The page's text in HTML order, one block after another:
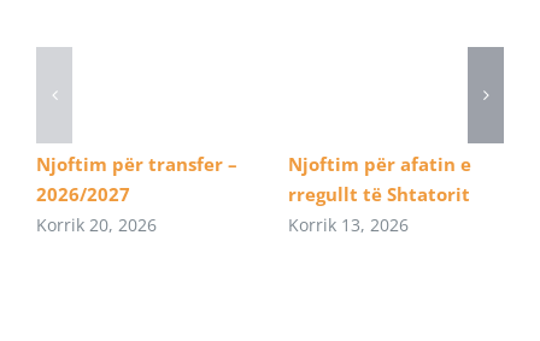
Njoftim për transfer –
2026/2027
Korrik 20, 2026
Njoftim për afatin e
rregullt të Shtatorit
Korrik 13, 2026